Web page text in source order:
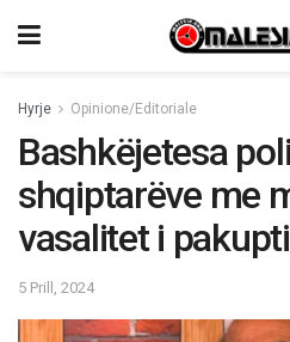
Hyrje Opinione/Editoriale
Bashkëjetesa
shqiptarëve me
vasalitet i
5 Prill, 2024